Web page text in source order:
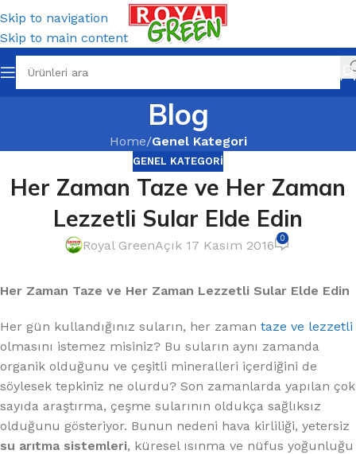
Skip to navigation
Skip to main content
Blog
Home/Genel Kategori
GENEL KATEGORI
Her Zaman Taze ve Her Zaman
Lezzetli Sular Elde Edin
Royal GreenAçık 17 Kasım 2016 0
Her Zaman Taze ve Her Zaman Lezzetli Sular Elde Edin
Her gün kullandığınız suların, her zaman taze ve lezzetli
olmasını istemez misiniz? Bu suların aynı zamanda
organik olduğunu ve çeşitli mineralleri içerdiğini de
söylesek tepkiniz ne olurdu? Son zamanlarda yapılan çok
sayıda araştırma, çeşme sularının oldukça sağlıksız
olduğunu gösteriyor. Bunun nedeni hava kirliliği, yetersiz
su arıtma sistemleri, küresel ısınma ve nüfus yoğunluğu